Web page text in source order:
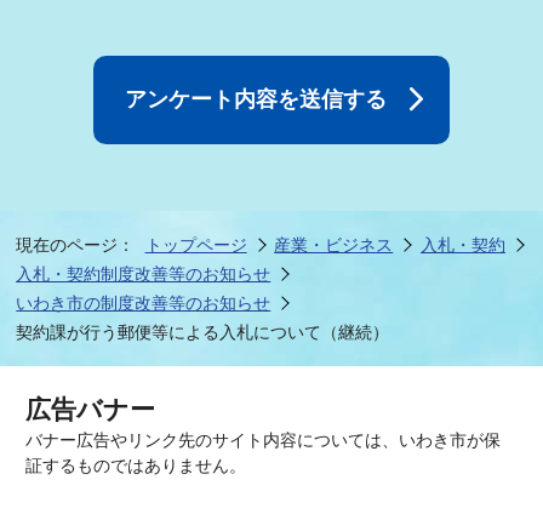
現在のページ： トップページ 産業・ビジネス
入札・契約
入札・契約制度改善等のお知らせ
いわき市の制度改善等のお知らせ
契約課が行う郵便等による入札について（継続）
広告バナー
バナー広告やリンク先のサイト内容については、いわき市が保
証するものではありません。